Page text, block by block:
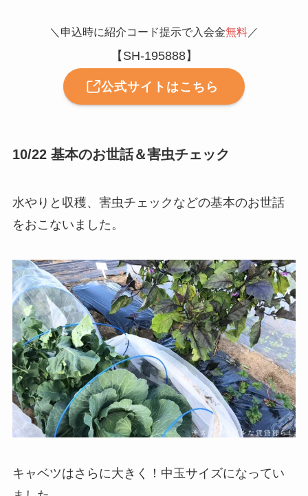
＼申込時に紹介コード提示で入会金無料 ／
【SH-195888】
公式サイトはこちら
10/22 基本のお世話＆害虫チェック
水やりと収穫、害虫チェックなどの基本のお世話
をおこないました。
キャベツはさらに大きく！中玉サイズになってい